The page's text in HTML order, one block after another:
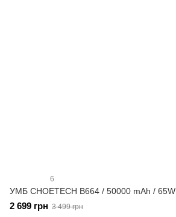
6
УМБ CHOETECH B664 / 50000 mAh / 65W
2 699 грн 3 499 грн